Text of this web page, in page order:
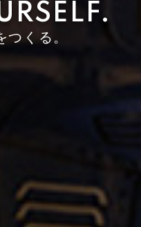
つくる。